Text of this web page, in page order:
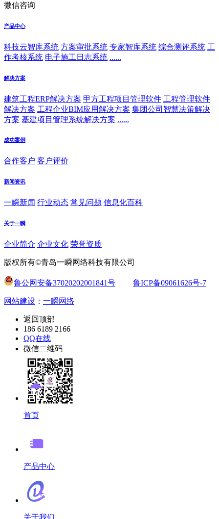
微信咨询
产品中心
科技云智库系统 方案审批系统 专家智库系统 综合测评系统 工
作考核系统 电子施工日志系统 ......
解决方案
建筑工程ERP解决方案 甲方工程项目管理软件 工程管理软件
解决方案 工程企业BIM应用解决方案 集团公司智慧决策解决
方案 基建项目管理系统解决方案 ......
成功案例
合作客户 客户评价
新闻资讯
一瞬新闻 行业动态 常见问题 信息化百科
关于一瞬
企业简介 企业文化 荣誉资质
版权所有©青岛一瞬网络科技有限公司
鲁公网安备37020202001841号 鲁ICP备09061626号-7
网站建设 ： 一瞬网络
返回顶部
186 6189 2166
QQ在线
微信二维码
首页
产品中心